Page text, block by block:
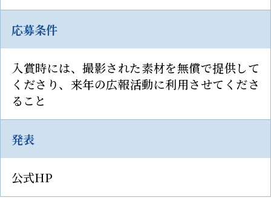
応募条件
入賞時には、撮影された素材を無償で提供して
くださり、 来年の広報活動に利用させてくださ
ること
発表
公式HP